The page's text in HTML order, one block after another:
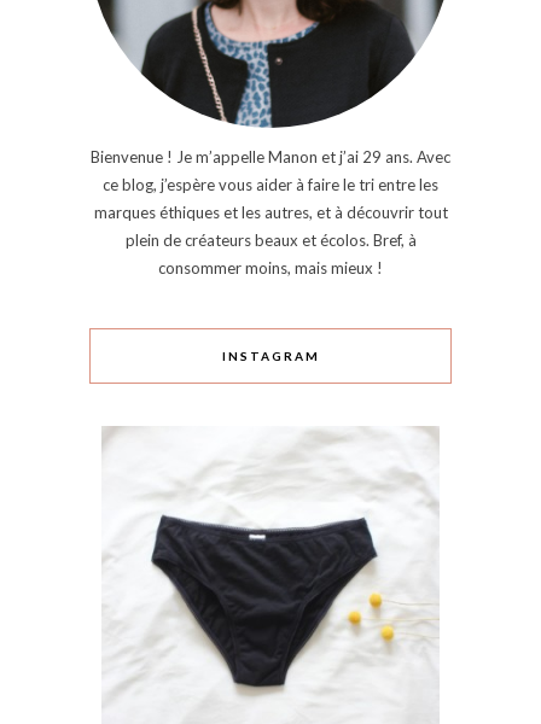
Bienvenue ! Je m’appelle Manon et j’ai 29 ans. Avec
ce blog, j’espère vous aider à faire le tri entre les
marques éthiques et les autres, et à découvrir tout
plein de créateurs beaux et écolos. Bref, à
consommer moins, mais mieux !
INSTAGRAM